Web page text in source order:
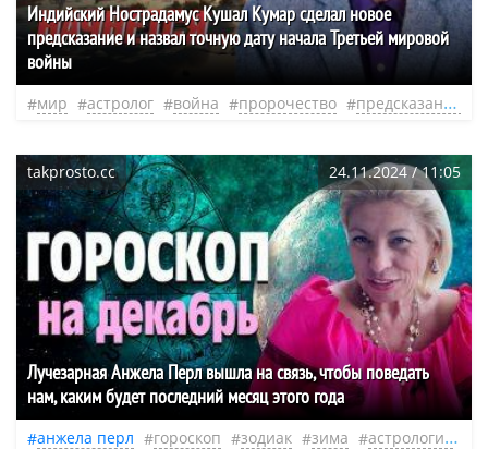
Индийский Нострадамус Кушал Кумар сделал новое
предсказание и назвал точную дату начала Третьей мировой
войны
мир астролог война пророчество предсказание
takprosto.cc 24.11.2024 / 11:05
Лучезарная Анжела Перл вышла на связь, чтобы поведать
нам, каким будет последний месяц этого года
анжела перл гороскоп зодиак зима астрология